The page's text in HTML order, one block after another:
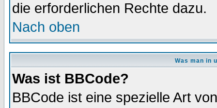
die erforderlichen Rechte dazu.
Nach oben
Was man in
Was ist BBCode?
BBCode ist eine spezielle Art